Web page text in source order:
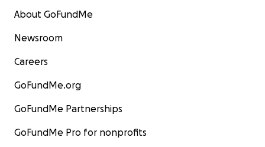
About GoFundMe
Newsroom
Careers
GoFundMe.org
GoFundMe Partnerships
GoFundMe Pro for nonprofits